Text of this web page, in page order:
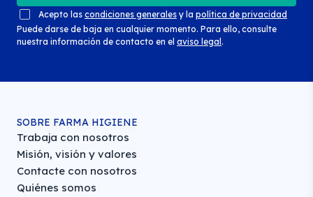
Acepto las condiciones generales y la política de privacidad
Puede darse de baja en cualquier momento. Para ello, consulte
nuestra información de contacto en el aviso legal .
SOBRE FARMA HIGIENE
Trabaja con nosotros
Misión, visión y valores
Contacte con nosotros
Quiénes somos